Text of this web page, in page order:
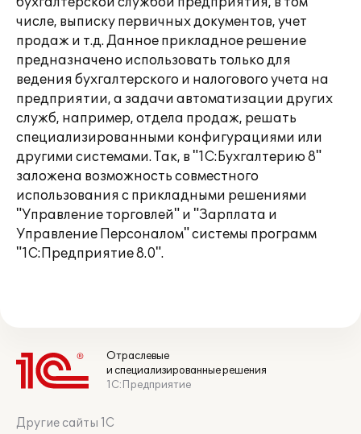
числе, выписку первичных документов, учет
продаж и т.д. Данное прикладное решение
предназначено использовать только для
ведения бухгалтерского и налогового учета на
предприятии, а задачи автоматизации других
служб, например, отдела продаж, решать
специализированными конфигурациями или
другими системами. Так, в "1С:Бухгалтерию 8"
заложена возможность совместного
использования с прикладными решениями
"Управление торговлей" и "Зарплата и
Управление Персоналом" системы программ
"1С:Предприятие 8.0".
Отраслевые
и специализированные решения
1С:Предприятие
Другие сайты 1С